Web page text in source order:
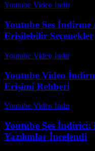
Youtube Video İndir-
Youtube Ses İndirme
Erişilebilir Seçenekler
Youtube Video İndir-
Youtube Video
Erişimi Rehberi
Youtube Video İndir-
Youtube Ses
Yazılımlar İncelendi